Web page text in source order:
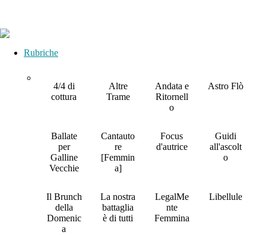
Rubriche
4/4 di
cottura
Altre
Trame
Andata e
Ritornell
o
Astro Flò
Ballate
per
Galline
Vecchie
Cantauto
re
[Femmin
a]
Focus
d'autrice
Guidi
all'ascolt
o
Il Brunch
della
Domenic
a
La nostra
battaglia
è di tutti
LegalMe
nte
Femmina
Libellule